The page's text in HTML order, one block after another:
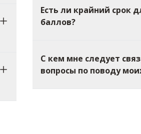
Есть ли крайний срок
баллов?
С кем мне следует
вопросы по поводу